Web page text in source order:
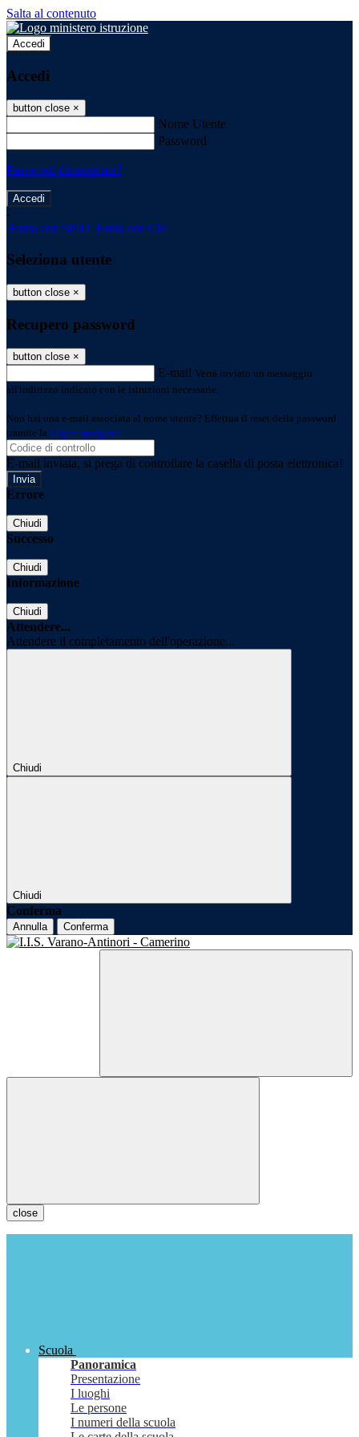
Salta al contenuto
Accedi
Accedi
button close ×
Nome Utente
Password
Password dimenticata?
-
Entra con SPID Entra con CIE
Seleziona utente
button close ×
Recupero password
button close ×
E-mail Verrà inviato un messaggio
all'indirizzo indicato con le istruzioni necessarie.
Non hai una e-mail associata al nome utente? Effettua il reset della password
tramite la Login Spaggiari
E-mail inviata, si prega di controllare la casella di posta elettronica!
Errore
Chiudi
Successo
Chiudi
Informazione
Chiudi
Attendere...
Attendere il completamento dell'operazione...
Chiudi
Chiudi
Conferma
Annulla Conferma
close
Scuola
Panoramica
Presentazione
I luoghi
Le persone
I numeri della scuola